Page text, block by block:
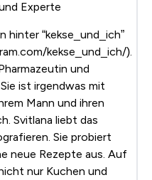
Experte
hinter “kekse_und_ich”
kekse_und_ich/).
und
ist irgendwas mit
Mann und ihren
Svitlana liebt das
Sie probiert
neue Rezepte aus. Auf
nur Kuchen und